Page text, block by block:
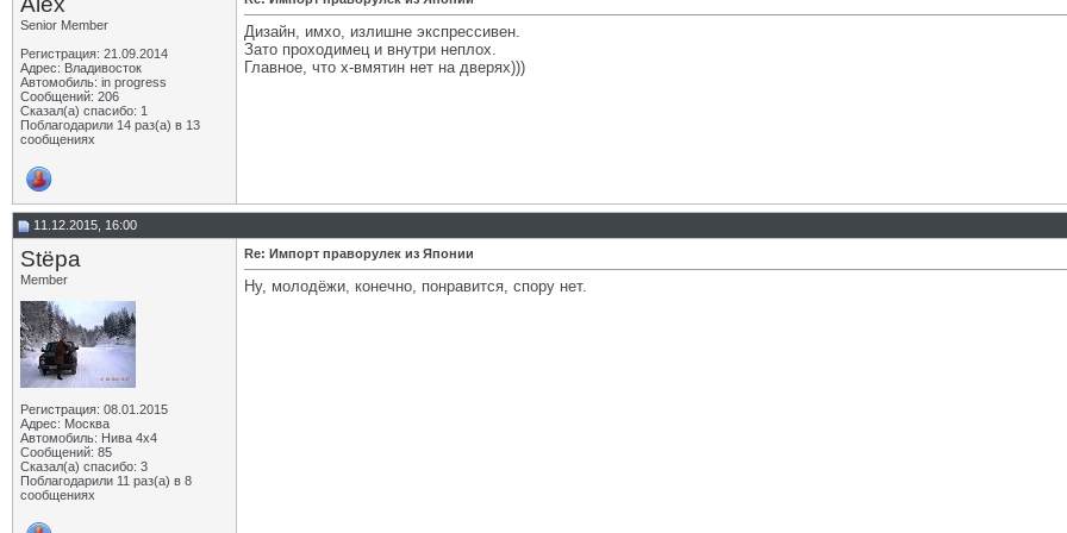
Senior Member
Регистрация: 21.09.2014
Адрес: Владивосток
Автомобиль: in progress
Сообщений: 206
Сказал(а) спасибо: 1
Поблагодарили 14 раз(а) в 13
сообщениях
Дизайн, имхо, излишне экспрессивен.
Зато проходимец и внутри неплох.
Главное, что х-вмятин нет на дверях)))
11.12.2015, 16:00
Stёpa
Member
Регистрация: 08.01.2015
Адрес: Москва
Автомобиль: Нива 4х4
Сообщений: 85
Сказал(а) спасибо: 3
Поблагодарили 11 раз(а) в 8
сообщениях
Re: Импорт праворулек из Японии
Ну, молодёжи, конечно, понравится, спору нет.